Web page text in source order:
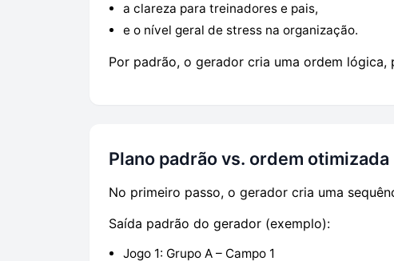
a clareza para treinadores e pais,
e o nível geral de stress na organização.
Por padrão, o gerador cria uma ordem
Plano padrão vs. ordem otimizada
No primeiro passo, o gerador cria uma
Saída padrão do gerador (exemplo):
Jogo 1: Grupo A – Campo 1